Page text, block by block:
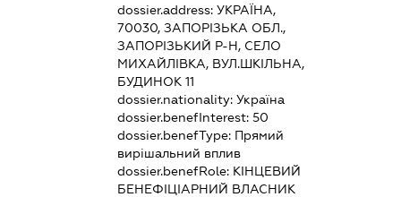
dossier.address: УКРАЇНА,
70030, ЗАПОРІЗЬКА ОБЛ.,
ЗАПОРІЗЬКИЙ Р-Н, СЕЛО
МИХАЙЛІВКА, ВУЛ.ШКІЛЬНА,
БУДИНОК 11
dossier.nationality: Україна
dossier.benefInterest: 50
dossier.benefType: Прямий
вирішальний вплив
dossier.benefRole: КІНЦЕВИЙ
БЕНЕФІЦІАРНИЙ ВЛАСНИК